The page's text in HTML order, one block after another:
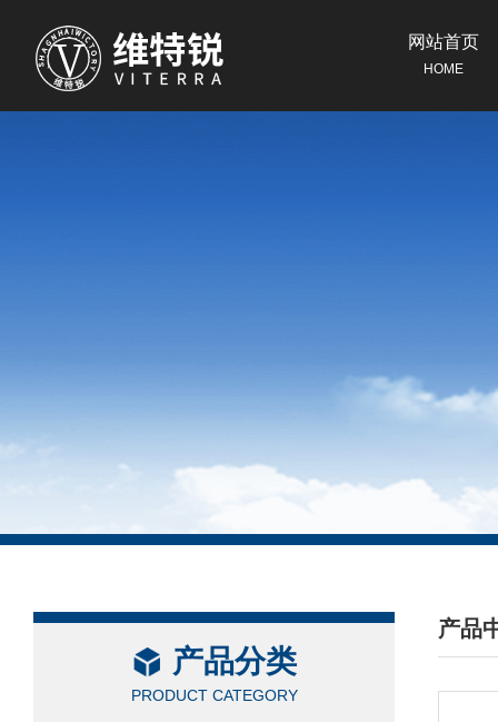
网站首页
HOME
产品分类
PRODUCT CATEGORY
产品
/